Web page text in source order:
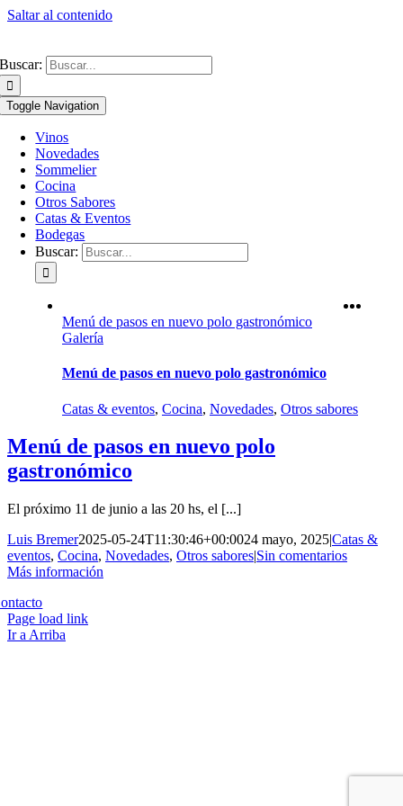
Saltar al contenido
Buscar:
Toggle Navigation
Vinos
Novedades
Sommelier
Cocina
Otros Sabores
Catas & Eventos
Bodegas
Buscar:
Menú de pasos en nuevo polo gastronómico
Galería
Menú de pasos en nuevo polo gastronómico
Catas & eventos, Cocina, Novedades, Otros sabores
Menú de pasos en nuevo polo
gastronómico
El próximo 11 de junio a las 20 hs, el [...]
Luis Bremer2025-05-24T11:30:46+00:0024 mayo, 2025|Catas &
eventos, Cocina, Novedades, Otros sabores|Sin comentarios
Más información
Page load link
Ir a Arriba